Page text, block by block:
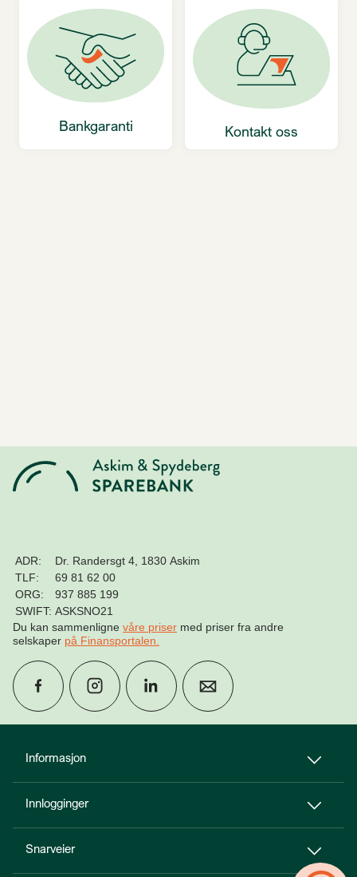
Bankgaranti Kontakt oss
Informasjon
Innlogginger
Snarveier
ADR:
Dr. Randersgt 4, 1830 Askim
TLF:
69 81 62 00
ORG:
937 885 199
SWIFT: ASKSNO21
Du kan sammenligne våre priser med priser fra andre
selskaper på Finansportalen
Bli kunde
Til toppen